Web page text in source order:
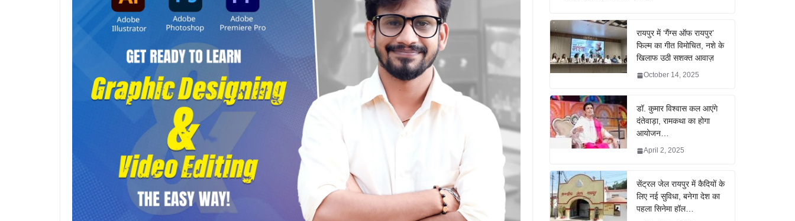
रायपुर में ‘गैंग्स ऑफ रायपुर’
फिल्म का गीत विमोचित, नशे के
खिलाफ उठी सशक्त आवाज़
October 14, 2025
डॉ. कुमार विश्वास कल आएंगे
दंतेवाड़ा, रामकथा का होगा
आयोजन…
April 2, 2025
सेंट्रल जेल रायपुर में कैदियों के
लिए नई सुविधा, बनेगा देश का
पहला सिनेमा हॉल…